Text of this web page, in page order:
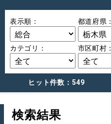
表示順：
カテゴリ：
都道府県：
市区町村：
ヒット件数： 549
検索結果